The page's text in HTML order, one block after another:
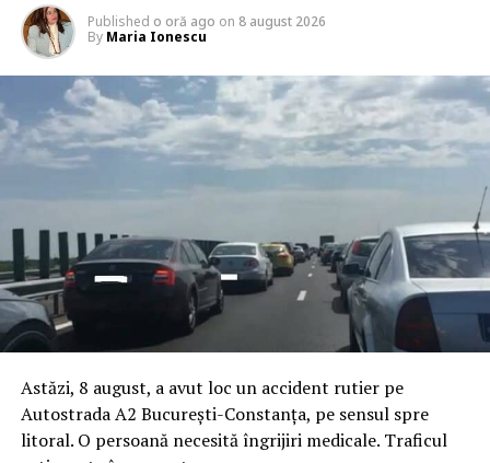
Published o oră ago on 8 august 2026
By Maria Ionescu
Astăzi, 8 august, a avut loc un accident rutier pe
Autostrada A2 București-Constanța, pe sensul spre
litoral. O persoană necesită îngrijiri medicale. Traficul